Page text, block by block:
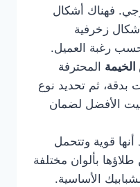
فهناك أشكال
زخرفية
رغبة العميل.
المحترفة
بدقة، ثم تحديد نوع
الأفضل لضمان
قوية وتتحمل
بألوان مختلفة
الأساسية.